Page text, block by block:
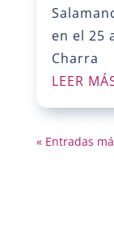
en el 25
Charra
LEER
« Entradas